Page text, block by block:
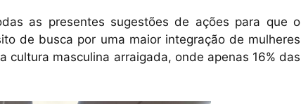
as presentes sugestões de ações para que o
de busca por uma maior integração de mulheres
cultura masculina arraigada, onde apenas 16% das